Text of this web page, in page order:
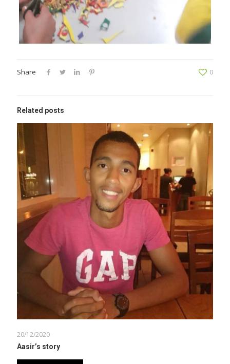
Share 0
Related posts
20/12/2020
Aasir’s story